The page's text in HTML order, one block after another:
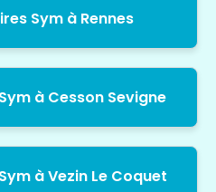
Sym à Rennes
à Cesson Sevigne
à Vezin Le Coquet